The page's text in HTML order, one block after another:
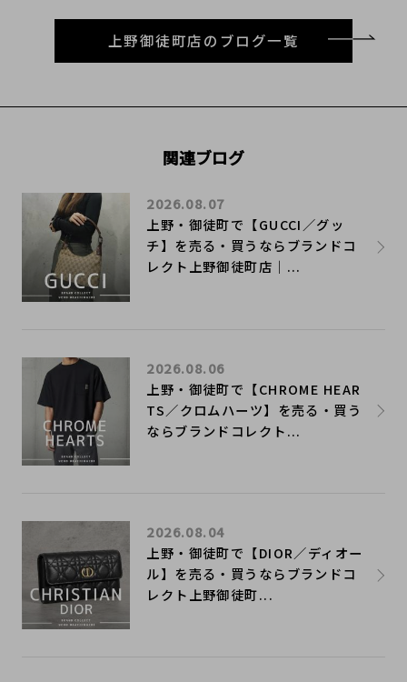
上野御徒町店のブログ一覧
関連ブログ
上野・御徒町で【GUCCI／グッ
チ】を売る・買うならブランドコ
レクト上野御徒町店｜...
2026.08.07
上野・御徒町で【CHROME HEAR
TS／クロムハーツ】を売る・買う
ならブランドコレクト...
2026.08.06
上野・御徒町で【DIOR／ディオー
ル】を売る・買うならブランドコ
レクト上野御徒町...
2026.08.04